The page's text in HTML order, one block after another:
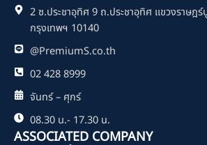
k
2 ซ.ประชาอุทิศ 9 ถ.ประชาอุทิศ แขวงราษฎ
กรุงเทพฯ 10140
@PremiumS.co.th
02 428 8999
จันทร์ – ศุกร์
08.30 น.- 17.30 น.
ASSOCIATED COMPANY